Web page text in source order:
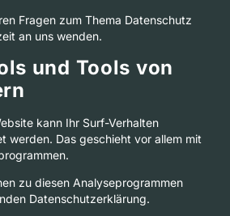
Fragen zum Thema Datenschutz
an uns wenden.
und Tools von
kann Ihr Surf-Verhalten
werden. Das geschieht vor allem mit
zu diesen Analyseprogrammen
Datenschutzerklärung.